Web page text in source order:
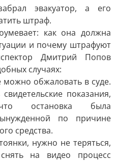
эвакуатор, а его
штраф.
как она должна
и почему штрафуют
Дмитрий Попов
случаях:
обжаловать в суде.
показания,
остановка была
по причине
средства.
нужно не теряться,
снять на видео процесс